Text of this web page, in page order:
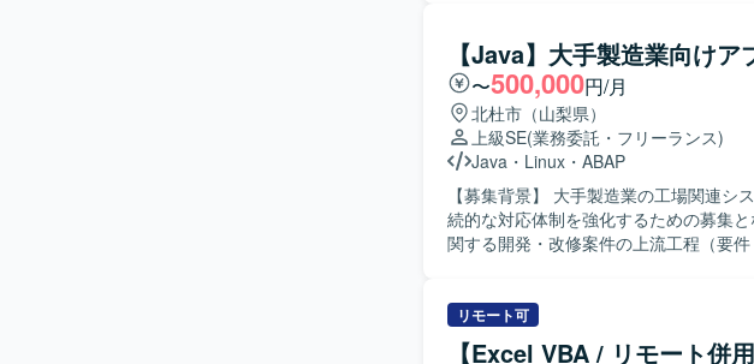
ャイル開発の進め方に沿って実施して
対応いただきます。 【求める人物像】 顧客とのコミュニケーションを通じて課題を整理し、自
律的にタスクを推進できる方を求めて
境でのシステム像を意識して主体的に
ります。 【ポジションの魅力】 現行基幹システムの調査からクラウド環境への移行まで一連の
工程に関わることができ、上流から実
フショア開発との連携を通じて、コー
す。 【開発環境】 JavaScript、Java、Pythonを中心としたアジャイル開発体制で、新システム
のソースコードレビューおよび修正対応
【Java】大手製造業向け
〜500,000円/月
北杜市（山梨県）
上級SE(業務委託・フリーランス)
Java ・ Linux ・ ABAP
【募集背景】 大手製造業の工場関連
続的な対応体制を強化するための募集となります。 【作業内容】 お客様の
関する開発・改修案件の上流工程（要
に理解しようとする姿勢をお持ちの方
ーションを取りながら、丁寧かつ責任
リモート可
【Excel VBA / リモート併